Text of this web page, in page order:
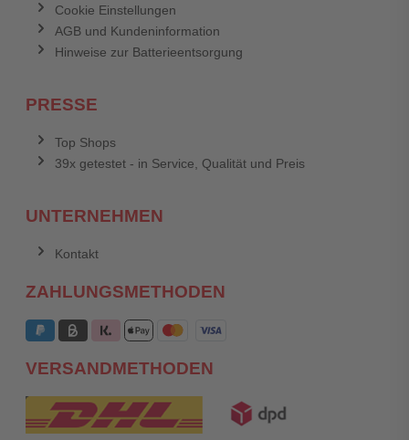
Cookie Einstellungen
AGB und Kundeninformation
Hinweise zur Batterieentsorgung
PRESSE
Top Shops
39x getestet - in Service, Qualität und Preis
UNTERNEHMEN
Kontakt
ZAHLUNGSMETHODEN
VERSANDMETHODEN